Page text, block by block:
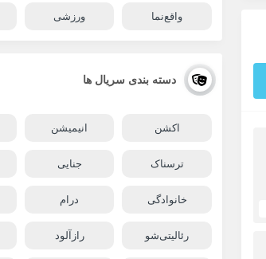
واقع‌نما ورزشی
دسته بندی سریال ها
اکشن انیمیشن
ترسناک جنایی
خانوادگی درام
رئالیتی‌شو رازآلود